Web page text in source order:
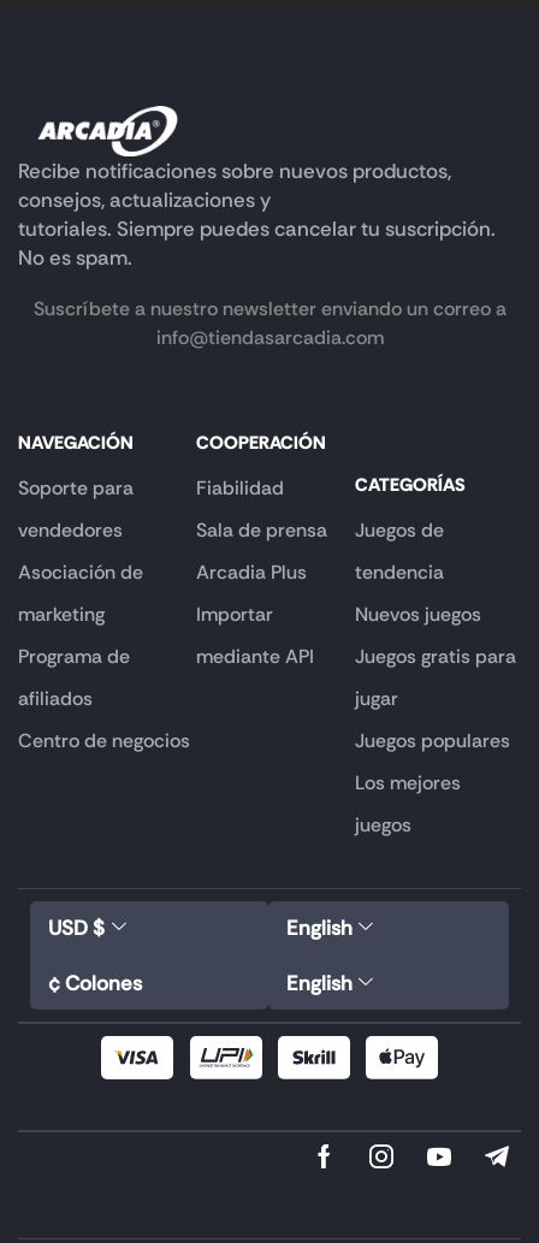
Recibe notificaciones sobre nuevos productos,
consejos, actualizaciones y
tutoriales. Siempre puedes cancelar tu suscripción.
No es spam.
Suscríbete a nuestro newsletter enviando un correo a
info@tiendasarcadia.com
NAVEGACIÓN
Soporte para
vendedores
Asociación de
marketing
Programa de
afiliados
Centro de negocios
COOPERACIÓN
Fiabilidad
Sala de prensa
Arcadia Plus
Importar
mediante API
CATEGORÍAS
Juegos de
tendencia
Nuevos juegos
Juegos gratis para
jugar
Juegos populares
Los mejores
juegos
USD $
¢ Colones
English
English